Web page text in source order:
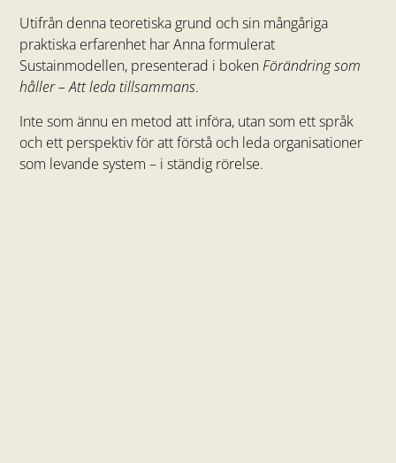
Utifrån denna teoretiska grund och sin mångåriga
praktiska erfarenhet har Anna formulerat
Sustainmodellen, presenterad i bokenFörändring som
håller – Att leda tillsammans.
Inte som ännu en metod att införa, utan som ett språk
och ett perspektiv för att förstå och leda organisationer
som levande system – i ständig rörelse.